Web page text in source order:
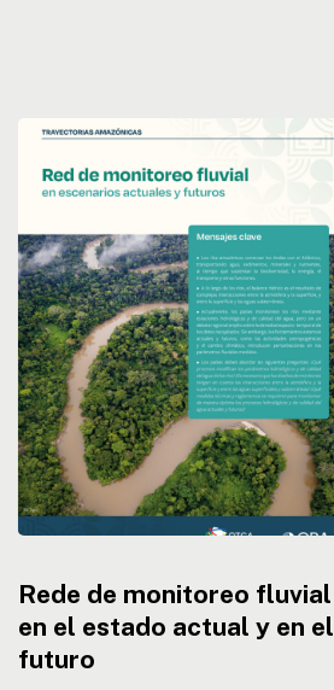
Rede
monitoreo
en
el
estado
actual
y
en
el
futuro
Rede de monitoreo fluvial
en el estado actual y en el
futuro